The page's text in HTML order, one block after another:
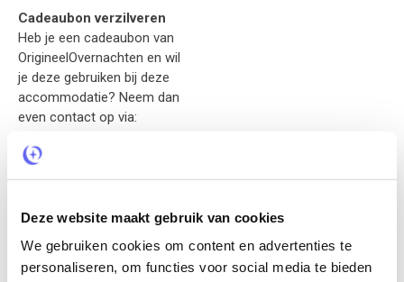
Deze website maakt gebruik van cookies
We gebruiken cookies om content en advertenties te
personaliseren, om functies voor social media te bieden
Cadeaubon verzilveren
Heb je een cadeaubon van
OrigineelOvernachten en wil
je deze gebruiken bij deze
accommodatie? Neem dan
even contact op via:
en je ontvangt van ons
instructies hoe de bon te
De Vrouwe van Stavoren